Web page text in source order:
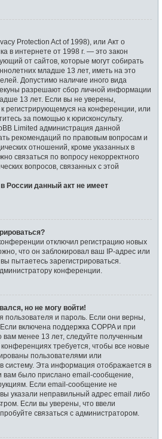
Protection Act of 1998), или Акт о
в интернете от 1998 г. — это закон
от сайтов, которые могут собирать
младше 13 лет, иметь на это
Допустимо наличие иного вида
разрешают сбор личной информации
13 лет. Если вы не уверены,
регистрирующемуся на конференции, или
за помощью к юрисконсульту.
Limited администрация данной
рекомендаций по правовым вопросам и
отношений, кроме указанных в
связаться по вопросу некорректного
вопросов, связанных с этой
России данный акт не имеет
отключил регистрацию новых
что он заблокировал ваш IP-адрес или
пытаетесь зарегистрироваться.
конференции.
но не могу войти!
пользователя и пароль. Если они верны,
включена поддержка COPPA и при
вам менее 13 лет, следуйте полученным
требуется, чтобы все новые
пользователями или
систему. Эта информация отображается в
вам было прислано email-сообщение,
Если email-сообщение не
указали неправильный адрес email либо
Если вы уверены, что ввели
связаться с администратором.